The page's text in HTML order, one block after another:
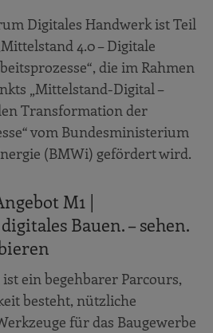
Sie BIM umsetzen
Hemmnisse bei der
BIM
Leuchtturm-Unternehmen
GmbH
GmbH
& Co. KG
GmbH
Glöckle Holding GmbH
Digitales Handwerk ist Teil
4.0 – Digitale
die im Rahmen
„Mittelstand-Digital –
Transformation der
vom Bundesministerium
(BMWi) gefördert wird.
M1 |
Bauen. – sehen.
ein begehbarer Parcours,
besteht, nützliche
für das Baugewerbe